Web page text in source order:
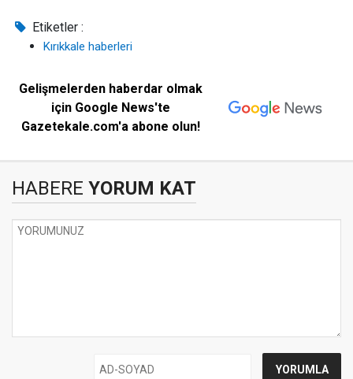
Etiketler :
Kırıkkale haberleri
Gelişmelerden haberdar olmak
için Google News'te
Gazetekale.com'a abone olun!
HABERE YORUM KAT